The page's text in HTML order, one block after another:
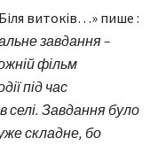
витоків…» пише :
завдання –
фільм
під час
Завдання було
складне, бо